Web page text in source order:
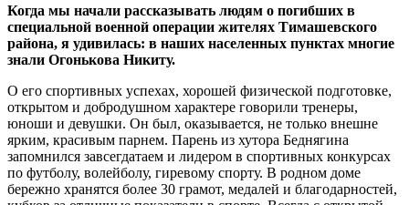
Когда мы начали рассказывать людям о погибших в
специальной военной операции жителях Тимашевского
района, я удивилась: в наших населенных пунктах многие
знали Огонькова Никиту.
О его спортивных успехах, хорошей физической подготовке,
открытом и добродушном характере говорили тренеры,
юноши и девушки. Он был, оказывается, не только внешне
ярким, красивым парнем. Парень из хутора Беднягина
запомнился завсегдатаем и лидером в спортивных конкурсах
по футболу, волейболу, гиревому спорту. В родном доме
бережно хранятся более 30 грамот, медалей и благодарностей,